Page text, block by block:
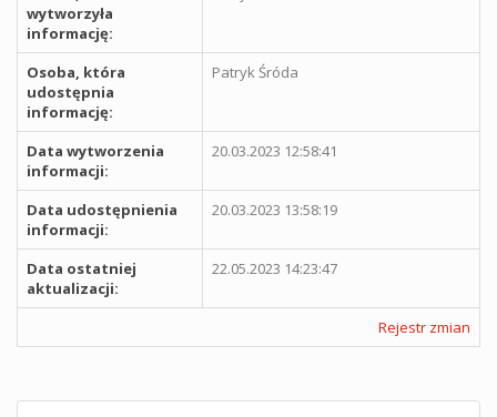
wytworzyła
informację:
Osoba, która
udostępnia
informację:
Patryk Śróda
Data wytworzenia
informacji:
20.03.2023 12:58:41
Data udostępnienia
informacji:
20.03.2023 13:58:19
Data ostatniej
aktualizacji:
22.05.2023 14:23:47
Rejestr zmian